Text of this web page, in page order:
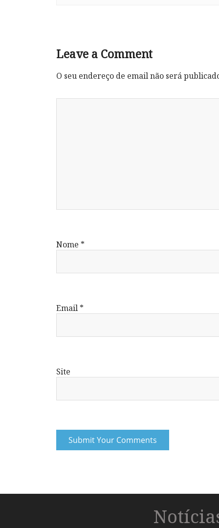
Leave a Comment
O seu endereço de email não será
Nome *
Email *
Site